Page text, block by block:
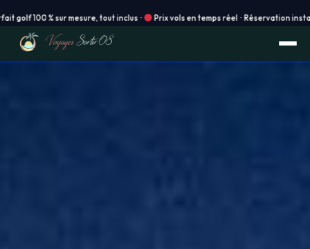
mesure, tout inclus · Prix vols en temps réel · Réservation instantanée en ligne !